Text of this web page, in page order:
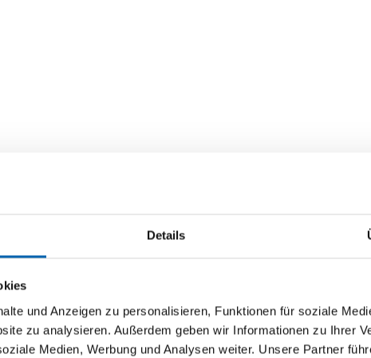
Details
und Anzeigen zu personalisieren, Funktionen für soziale
zu analysieren. Außerdem geben wir Informationen zu Ihrer
Medien, Werbung und Analysen weiter. Unsere Partner